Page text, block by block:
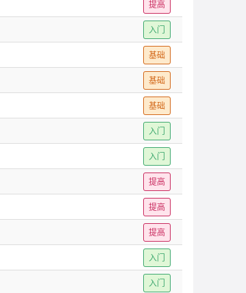
提高
入门
基础
基础
基础
入门
入门
提高
提高
提高
入门
入门